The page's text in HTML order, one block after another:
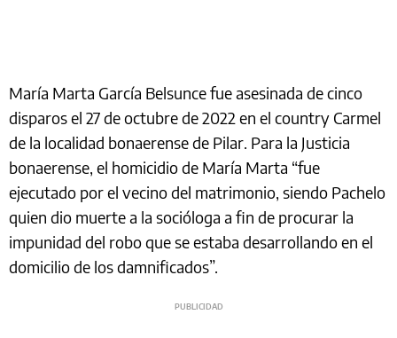
María Marta García Belsunce fue asesinada de cinco
disparos el 27 de octubre de 2022 en el country Carmel
de la localidad bonaerense de Pilar. Para la Justicia
bonaerense, el homicidio de María Marta “fue
ejecutado por el vecino del matrimonio, siendo Pachelo
quien dio muerte a la socióloga a fin de procurar la
impunidad del robo que se estaba desarrollando en el
domicilio de los damnificados”.